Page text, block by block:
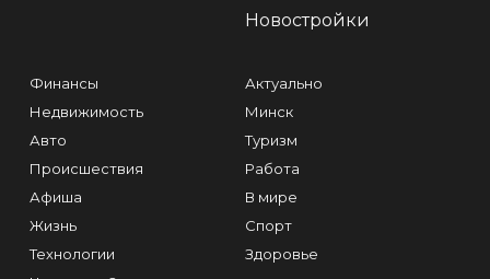
Новостройки
Финансы
Недвижимость
Авто
Происшествия
Афиша
Жизнь
Технологии
Актуально
Минск
Туризм
Работа
В мире
Спорт
Здоровье